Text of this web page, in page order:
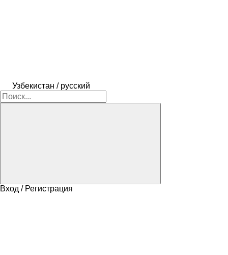
Узбекистан / русский
Вход / Регистрация